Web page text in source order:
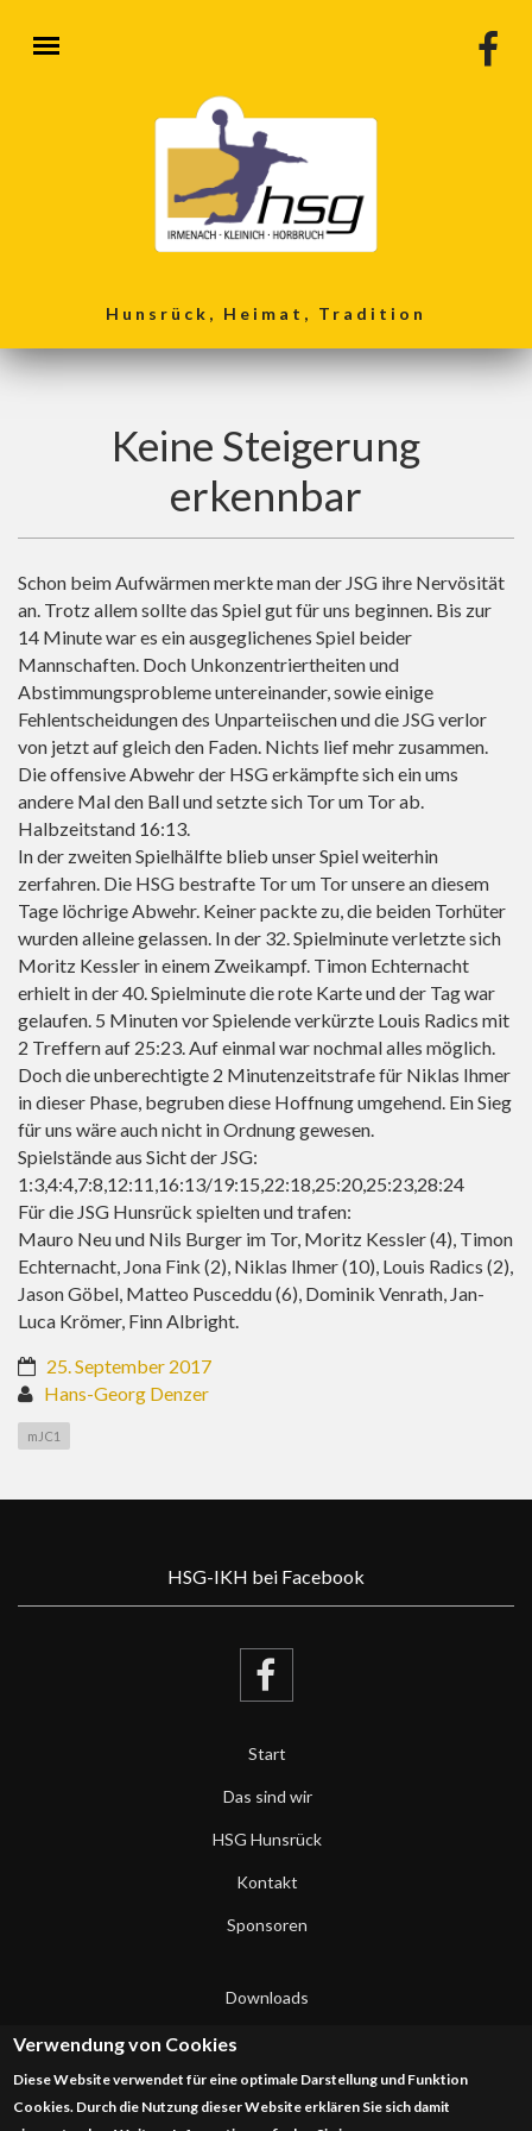
Hunsrück, Heimat, Tradition
Keine Steigerung
erkennbar
Schon beim Aufwärmen merkte man der JSG ihre Nervösität
an. Trotz allem sollte das Spiel gut für uns beginnen. Bis zur
14 Minute war es ein ausgeglichenes Spiel beider
Mannschaften. Doch Unkonzentriertheiten und
Abstimmungsprobleme untereinander, sowie einige
Fehlentscheidungen des Unparteiischen und die JSG verlor
von jetzt auf gleich den Faden. Nichts lief mehr zusammen.
Die offensive Abwehr der HSG erkämpfte sich ein ums
andere Mal den Ball und setzte sich Tor um Tor ab.
Halbzeitstand 16:13.
In der zweiten Spielhälfte blieb unser Spiel weiterhin
zerfahren. Die HSG bestrafte Tor um Tor unsere an diesem
Tage löchrige Abwehr. Keiner packte zu, die beiden Torhüter
wurden alleine gelassen. In der 32. Spielminute verletzte sich
Moritz Kessler in einem Zweikampf. Timon Echternacht
erhielt in der 40. Spielminute die rote Karte und der Tag war
gelaufen. 5 Minuten vor Spielende verkürzte Louis Radics mit
2 Treffern auf 25:23. Auf einmal war nochmal alles möglich.
Doch die unberechtigte 2 Minutenzeitstrafe für Niklas Ihmer
in dieser Phase, begruben diese Hoffnung umgehend. Ein Sieg
für uns wäre auch nicht in Ordnung gewesen.
Spielstände aus Sicht der JSG:
1:3,4:4,7:8,12:11,16:13/19:15,22:18,25:20,25:23,28:24
Für die JSG Hunsrück spielten und trafen:
Mauro Neu und Nils Burger im Tor, Moritz Kessler (4), Timon
Echternacht, Jona Fink (2), Niklas Ihmer (10), Louis Radics (2),
Jason Göbel, Matteo Pusceddu (6), Dominik Venrath, Jan-
Luca Krömer, Finn Albright.
25. September 2017
Hans-Georg Denzer
mJC1
HSG-IKH bei Facebook
Start
Das sind wir
HSG Hunsrück
Kontakt
Sponsoren
Downloads
Datenschutzerklärung
Impressum
Verwendung von Cookies
Diese Website verwendet für eine optimale Darstellung und Funktion
Cookies. Durch die Nutzung dieser Website erklären Sie sich damit